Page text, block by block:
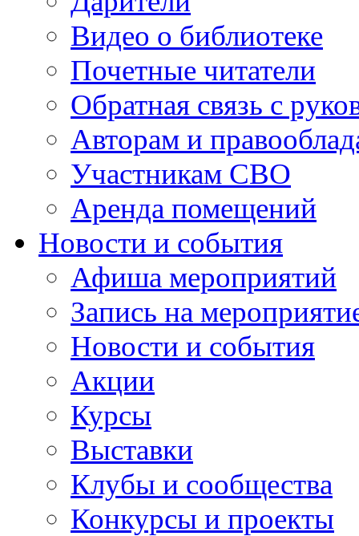
Видео о библиотеке
Почетные читатели
Обратная связь с
Авторам и
Участникам СВО
Аренда помещений
Новости и события
Афиша мероприятий
Запись на
Новости и события
Акции
Курсы
Выставки
Клубы и сообщества
Конкурсы и проекты